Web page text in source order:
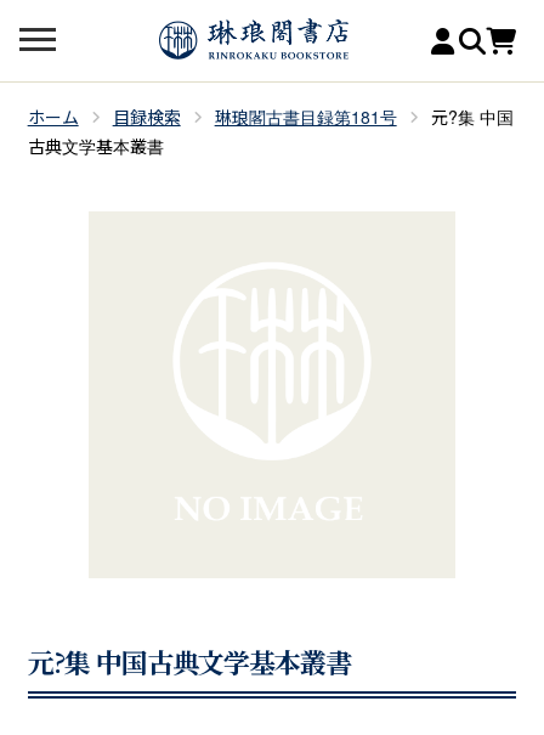
ホーム 目録検索 琳琅閣古書目録第181号
元?集 中国
古典文学基本叢書
元?集 中国古典文学基本叢書